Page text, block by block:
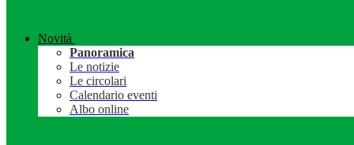
Novità
Panoramica
Le notizie
Le circolari
Calendario eventi
Albo online